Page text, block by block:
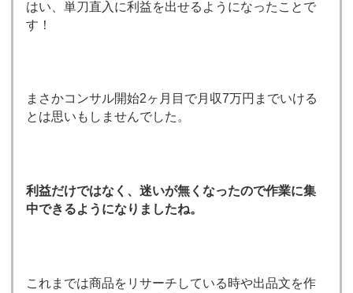
はい、単刀直入に利益を出せるようになったことで
す！
まさかコンサル開始2ヶ月目で月収7万円までいける
とは思いもしませんでした。
利益だけではなく、迷いが無くなったので作業に集
中できるようになりましたね。
これまでは商品をリサーチしている時や出品文を作